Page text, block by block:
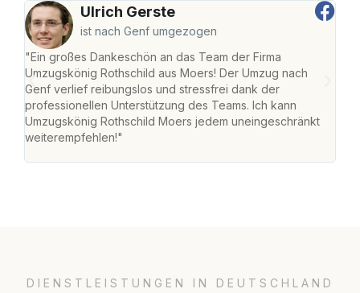
Ulrich Gerste
ist nach Genf umgezogen
"Ein großes Dankeschön an das Team der Firma
Umzugskönig Rothschild aus Moers! Der Umzug nach
Genf verlief reibungslos und stressfrei dank der
professionellen Unterstützung des Teams. Ich kann
Umzugskönig Rothschild Moers jedem uneingeschränkt
weiterempfehlen!"
DIENSTLEISTUNGEN IN DEUTSCHLAND